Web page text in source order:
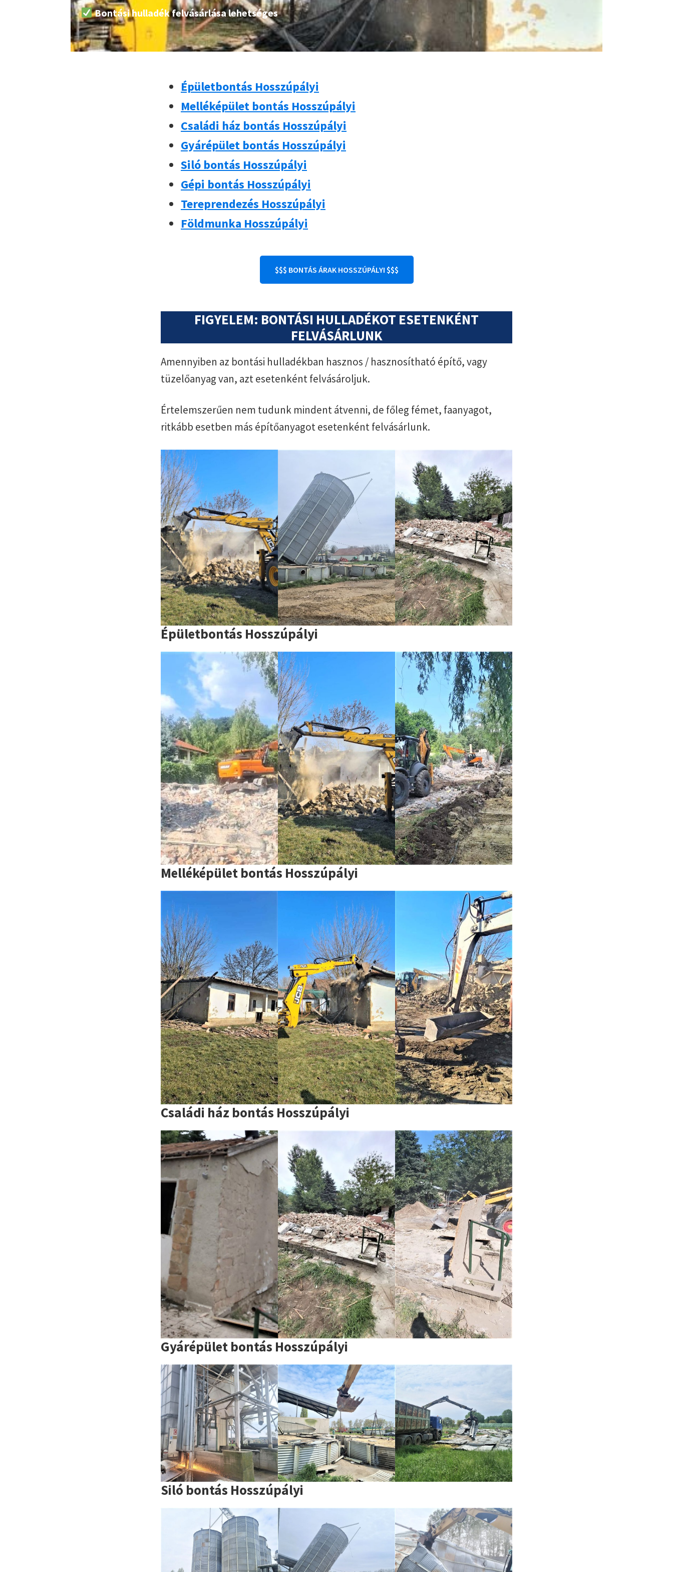
Bontási hulladék felvásárlása lehetséges
Épületbontás Hosszúpályi
Melléképület bontás Hosszúpályi
Családi ház bontás Hosszúpályi
Gyárépület bontás Hosszúpályi
Siló bontás Hosszúpályi
Gépi bontás Hosszúpályi
Tereprendezés Hosszúpályi
Földmunka Hosszúpályi
$$$ BONTÁS ÁRAK HOSSZÚPÁLYI $$$
FIGYELEM: BONTÁSI HULLADÉKOT ESETENKÉNT
FELVÁSÁRLUNK
Amennyiben az bontási hulladékban hasznos / hasznosítható építő, vagy
tüzelőanyag van, azt esetenként felvásároljuk.
Értelemszerűen nem tudunk mindent átvenni, de főleg fémet, faanyagot,
ritkább esetben más építőanyagot esetenként felvásárlunk.
Épületbontás Hosszúpályi
Melléképület bontás Hosszúpályi
Családi ház bontás Hosszúpályi
Gyárépület bontás Hosszúpályi
Siló bontás Hosszúpályi